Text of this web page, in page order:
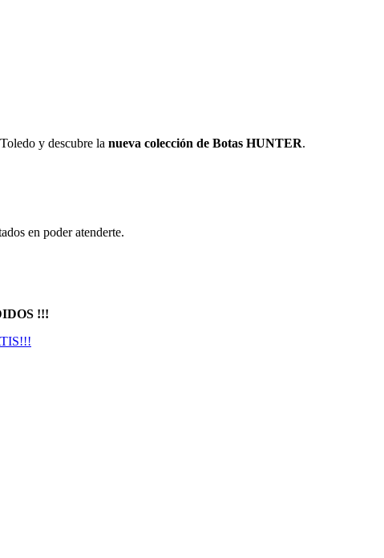
y descubre la nueva colección de Botas HUNTER.
en poder atenderte.
!!!